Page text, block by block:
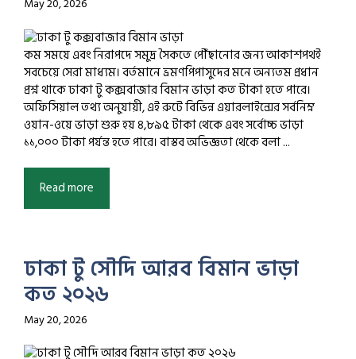
May 20, 2026
কম সময়ে এবং নিরাপদে সমুদ্র সৈকতে পৌঁছানোর জন্য আকাশপথই
সবচেয়ে সেরা মাধ্যম। বর্তমানে ভ্রমণপিপাসুদের মনে অন্যতম প্রধান
প্রশ্ন থাকে ঢাকা টু কক্সবাজার বিমান ভাড়া কত টাকা হতে পারে।
অফিসিয়াল তথ্য অনুযায়ী, এই রুটে বিভিন্ন এয়ারলাইন্সের সর্বনিম্ন
ওয়ান-ওয়ে ভাড়া শুরু হয় ৪,৮৯৫ টাকা থেকে এবং সর্বোচ্চ ভাড়া
১১,০০০ টাকা পর্যন্ত হতে পারে। বাস্তব অভিজ্ঞতা থেকে বলা ...
Read more
ঢাকা টু সৌদি আরব বিমান ভাড়া
কত ২০২৬
May 20, 2026